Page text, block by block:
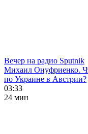
Вечер на радио Sputnik
Михаил Онуфриенко.
по Украине в Австрии?
03:33
24 мин